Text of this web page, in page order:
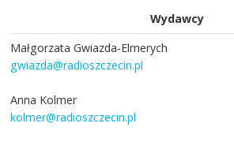
Wydawcy
Małgorzata Gwiazda-Elmerych
gwiazda@radioszczecin.pl
Anna Kolmer
kolmer@radioszczecin.pl